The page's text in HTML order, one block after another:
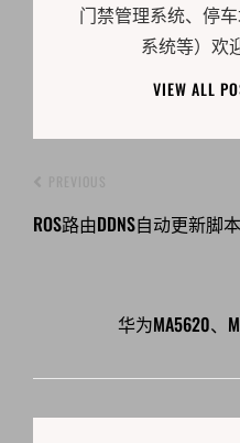
门禁管理系统、停
系统等）欢
VIEW ALL
ROS路由DDNS自动更新脚本
华为MA5620、